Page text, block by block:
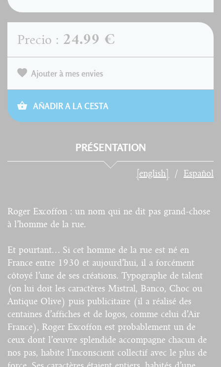
Precio : 24.99 €
Ajouter à mes envies
AÑADIR A LA CESTA
PRÉSENTATION
[english] Español
Roger Excoffon : un nom qui ne dit pas grand-chose
à l’homme de la rue.
Et pourtant… Si cet homme de la rue est né en
France entre 1930 et aujourd’hui, il a forcément
côtoyé l’une de ses créations. Typographe de talent
(on lui doit les caractères Mistral, Banco, Choc ou
Antique Olive) puis publicitaire (il a réalisé des
centaines d’affiches et de logos, comme celui d’Air
France), Roger Excoffon est probablement un de
ceux dont l’œuvre splendide accompagne chacun de
nos pas, habite l’inconscient collectif avec le plus de